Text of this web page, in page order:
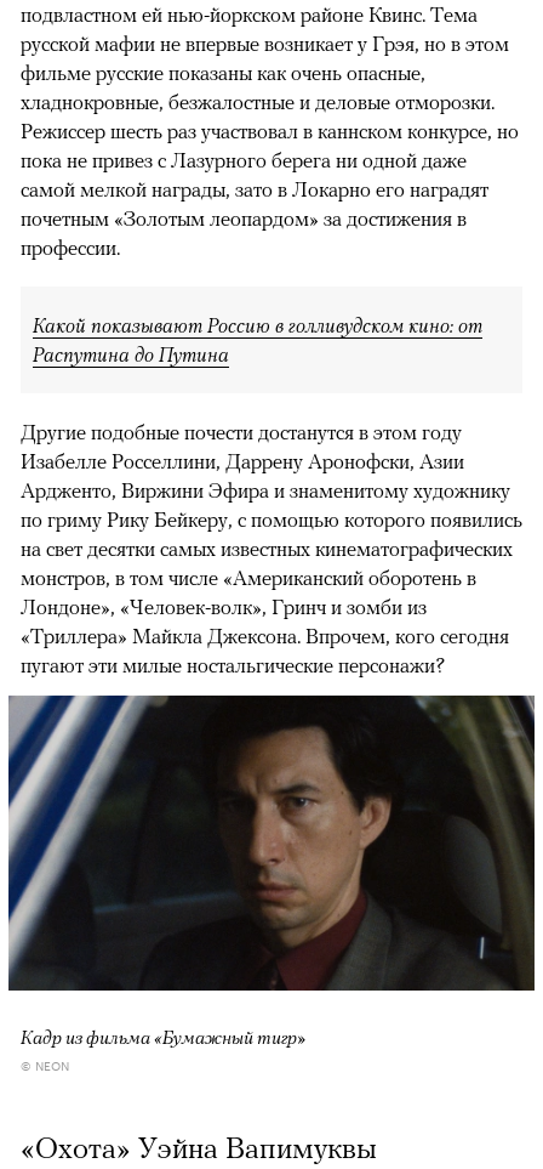
подвластном ей нью-йоркском районе Квинс. Тема
русской мафии не впервые возникает у Грэя, но в этом
фильме русские показаны как очень опасные,
хладнокровные, безжалостные и деловые отморозки.
Режиссер шесть раз участвовал в каннском конкурсе, но
пока не привез с Лазурного берега ни одной даже
самой мелкой награды, зато в Локарно его наградят
почетным «Золотым леопардом» за достижения в
профессии.
Какой показывают Россию в голливудском кино: от
Распутина до Путина
Другие подобные почести достанутся в этом году
Изабелле Росселлини, Даррену Аронофски, Азии
Ардженто, Виржини Эфира и знаменитому художнику
по гриму Рику Бейкеру, с помощью которого появились
на свет десятки самых известных кинематографических
монстров, в том числе «Американский оборотень в
Лондоне», «Человек-волк», Гринч и зомби из
«Триллера» Майкла Джексона. Впрочем, кого сегодня
пугают эти милые ностальгические персонажи?
Кадр из фильма «Бумажный тигр»
© NEON
«Охота» Уэйна Вапимуквы